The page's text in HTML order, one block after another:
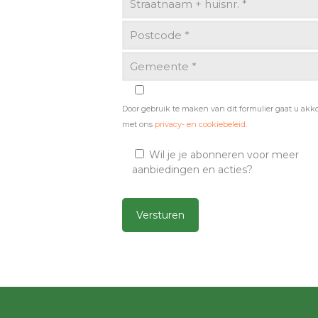
Door gebruik te maken van dit formulier gaat u
met ons privacy- en cookiebeleid
Wil je je abonneren voor meer
aanbiedingen en acties?